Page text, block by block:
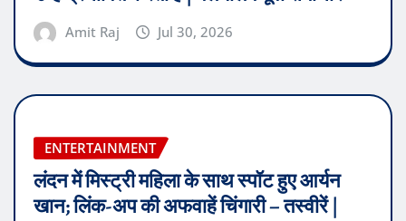
Amit Raj Jul 30, 2026
ENTERTAINMENT
लंदन में मिस्ट्री महिला के साथ स्पॉट हुए आर्यन
खान; लिंक-अप की अफवाहें चिंगारी – तस्वीरें |